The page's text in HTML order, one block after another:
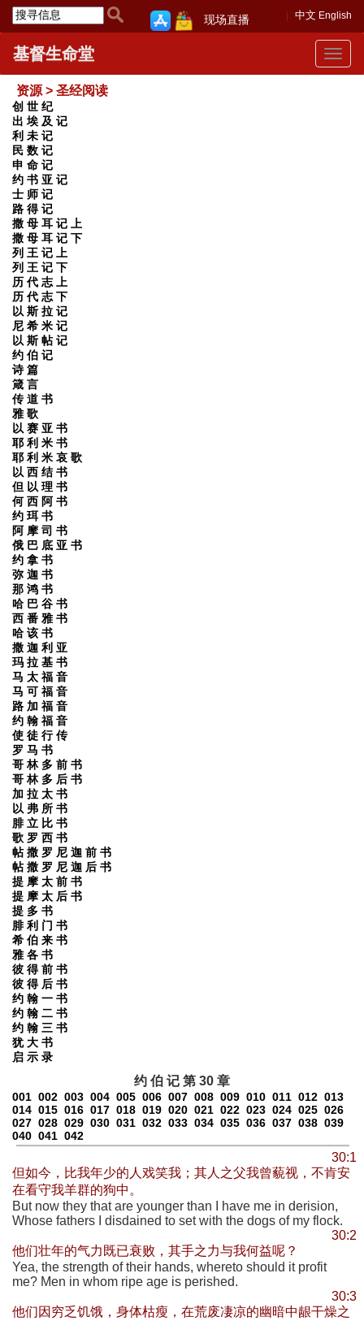
中文 English
现场直播
Toggle
基督生命堂
资源 > 圣经阅读
创 世 纪
出 埃 及 记
利 未 记
民 数 记
申 命 记
约 书 亚 记
士 师 记
路 得 记
撒 母 耳 记 上
撒 母 耳 记 下
列 王 记 上
列 王 记 下
历 代 志 上
历 代 志 下
以 斯 拉 记
尼 希 米 记
以 斯 帖 记
约 伯 记
诗 篇
箴 言
传 道 书
雅 歌
以 赛 亚 书
耶 利 米 书
耶 利 米 哀 歌
以 西 结 书
但 以 理 书
何 西 阿 书
约 珥 书
阿 摩 司 书
俄 巴 底 亚 书
约 拿 书
弥 迦 书
那 鸿 书
哈 巴 谷 书
西 番 雅 书
哈 该 书
撒 迦 利 亚
玛 拉 基 书
马 太 福 音
马 可 福 音
路 加 福 音
约 翰 福 音
使 徒 行 传
罗 马 书
哥 林 多 前 书
哥 林 多 后 书
加 拉 太 书
以 弗 所 书
腓 立 比 书
歌 罗 西 书
帖 撒 罗 尼 迦 前 书
帖 撒 罗 尼 迦 后 书
提 摩 太 前 书
提 摩 太 后 书
提 多 书
腓 利 门 书
希 伯 来 书
雅 各 书
彼 得 前 书
彼 得 后 书
约 翰 一 书
约 翰 二 书
约 翰 三 书
犹 大 书
启 示 录
约 伯 记 第 30 章
001 002 003 004 005 006 007 008 009 010 011 012 013
014 015 016 017 018 019 020 021 022 023 024 025 026
027 028 029 030 031 032 033 034 035 036 037 038 039
040 041 042
30:1
但如今，比我年少的人戏笑我；其人之父我曾藐视，不肯安
在看守我羊群的狗中。
But now they that are younger than I have me in derision,
Whose fathers I disdained to set with the dogs of my flock.
30:2
他们壮年的气力既已衰败，其手之力与我何益呢？
Yea, the strength of their hands, whereto should it profit
me? Men in whom ripe age is perished.
30:3
他们因穷乏饥饿，身体枯瘦，在荒废凄凉的幽暗中龈干燥之